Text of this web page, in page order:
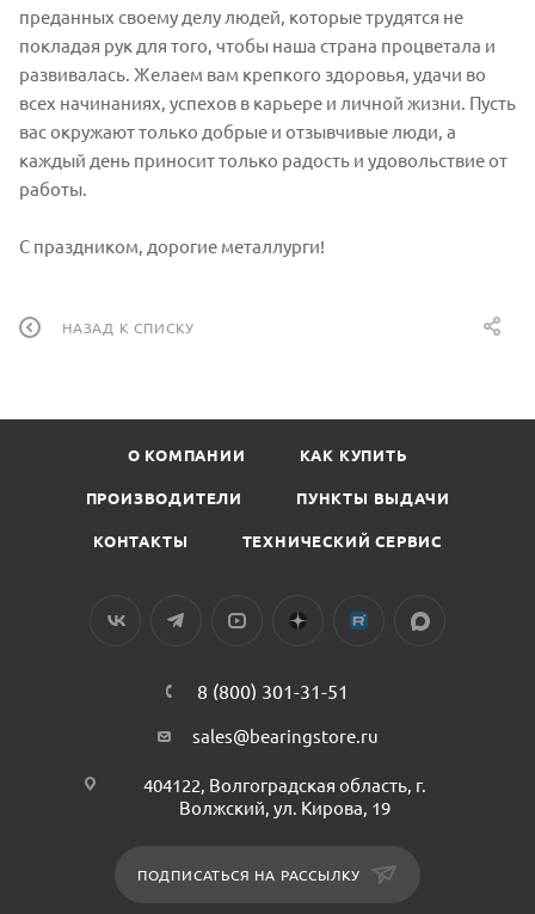
преданных своему делу людей, которые трудятся не
покладая рук для того, чтобы наша страна процветала и
развивалась. Желаем вам крепкого здоровья, удачи во
всех начинаниях, успехов в карьере и личной жизни. Пусть
вас окружают только добрые и отзывчивые люди, а
каждый день приносит только радость и удовольствие от
работы.
С праздником, дорогие металлурги!
НАЗАД К СПИСКУ
О КОМПАНИИ КАК КУПИТЬ
ПРОИЗВОДИТЕЛИ ПУНКТЫ ВЫДАЧИ
КОНТАКТЫ ТЕХНИЧЕСКИЙ СЕРВИС
8 (800) 301-31-51
sales@bearingstore.ru
404122, Волгоградская область, г.
Волжский, ул. Кирова, 19
ПОДПИСАТЬСЯ НА РАССЫЛКУ